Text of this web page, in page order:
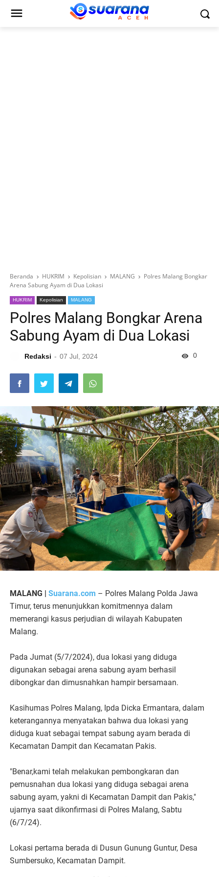
Beranda HUKRIM Kepolisian MALANG
Polres Malang Bongkar
Arena Sabung Ayam di Dua Lokasi
HUKRIM Kepolisian MALANG
Polres Malang Bongkar Arena
Sabung Ayam di Dua Lokasi
Redaksi 07 Jul, 2024 0
MALANG | Suarana.com – Polres Malang Polda Jawa
Timur, terus menunjukkan komitmennya dalam
memerangi kasus perjudian di wilayah Kabupaten
Malang.
Pada Jumat (5/7/2024), dua lokasi yang diduga
digunakan sebagai arena sabung ayam berhasil
dibongkar dan dimusnahkan hampir bersamaan.
Kasihumas Polres Malang, Ipda Dicka Ermantara, dalam
keterangannya menyatakan bahwa dua lokasi yang
diduga kuat sebagai tempat sabung ayam berada di
Kecamatan Dampit dan Kecamatan Pakis.
"Benar,kami telah melakukan pembongkaran dan
pemusnahan dua lokasi yang diduga sebagai arena
sabung ayam, yakni di Kecamatan Dampit dan Pakis,"
ujarnya saat dikonfirmasi di Polres Malang, Sabtu
(6/7/24).
Lokasi pertama berada di Dusun Gunung Guntur, Desa
Sumbersuko, Kecamatan Dampit.